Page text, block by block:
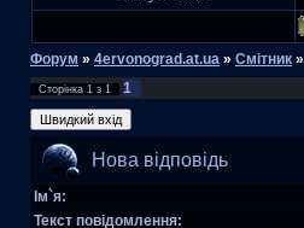
Форум » 4ervonograd.at.ua » Смітник »
Сторінка 1 з 1 1
Нова відповідь
Ім`я:
Текст повідомлення: